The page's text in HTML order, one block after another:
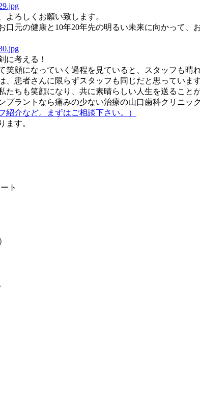
よろしくお願い致します。
元の健康と10年20年先の明るい未来に向かって、
に考える！
笑顔になっていく過程を見ていると、スタッフも晴
患者さんに限らずスタッフも同じだと思っています
たちも笑顔になり、共に素晴らしい人生を送ること
プラントなら痛みの少ない治療の山口歯科クリニック
紹介など。まずはご相談下さい。）
ます。